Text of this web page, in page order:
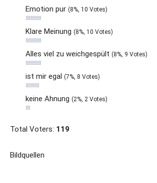
Emotion pur (8%, 10 Votes)
Klare Meinung (8%, 10 Votes)
Alles viel zu weichgespült (8%, 9 Votes)
ist mir egal (7%, 8 Votes)
keine Ahnung (2%, 2 Votes)
Total Voters: 119
Bildquellen